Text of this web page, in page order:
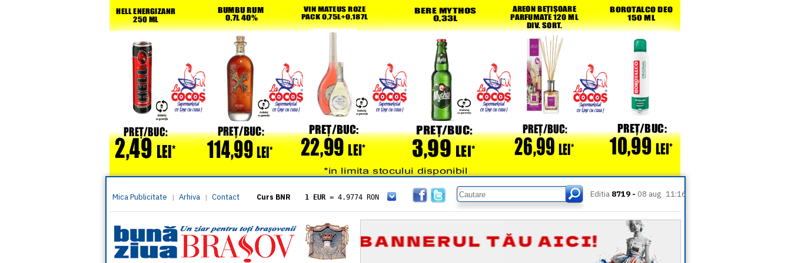
Mica Publicitate | Arhiva | Contact Curs BNR 1 EUR = 4.9774 RON
= 5.8304 RON
1 XAU= 464.4611 RON
1 AED= 1.1933 RON
1 AUD= 2.7957 RON
1 BGN= 2.5449 RON
Editia 8719 - 08 aug 11:16